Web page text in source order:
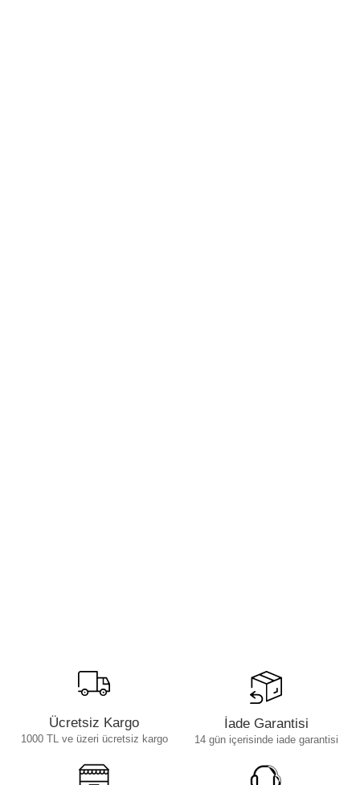
Ücretsiz Kargo
1000 TL ve üzeri ücretsiz kargo
İade Garantisi
14 gün içerisinde iade garantisi